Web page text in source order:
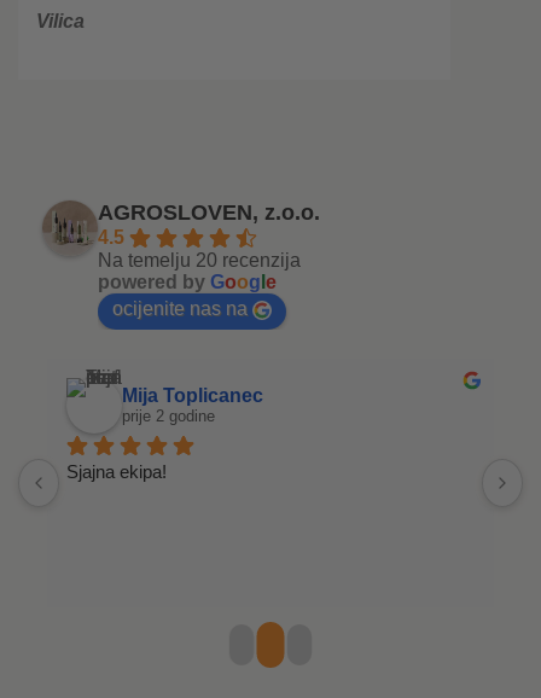
Vilica
AGROSLOVEN, z.o.o.
4.5
Na temelju 20 recenzija
powered by Goog e
ocijenite nas na
Mija Toplicanec
prije 2 godine
Sjajna ekipa!